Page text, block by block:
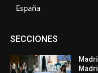
España
SECCIONESAsociaciones
Entrevistas
Mundo Técnico
Premios